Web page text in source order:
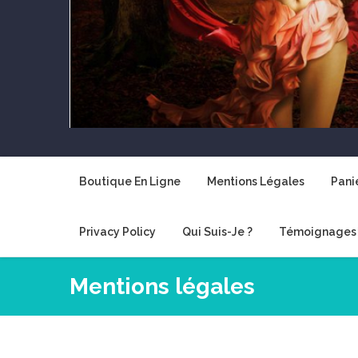
Boutique En Ligne Mentions Légales
Privacy Policy Qui Suis-Je ? Témoignages
Mentions légales